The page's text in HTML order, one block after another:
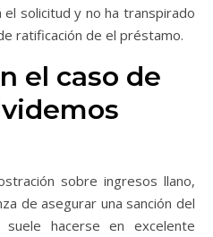
el solicitud y no ha transpirado
ratificación de el préstamo.
el caso de
sobre ingresos llano,
de asegurar una sanción del
hacerse en excelente